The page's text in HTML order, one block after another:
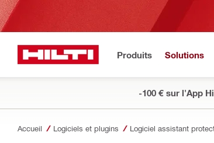
Produits Solutions
-100 € sur l'App
Accueil Logiciels et plugins Logiciel assistant